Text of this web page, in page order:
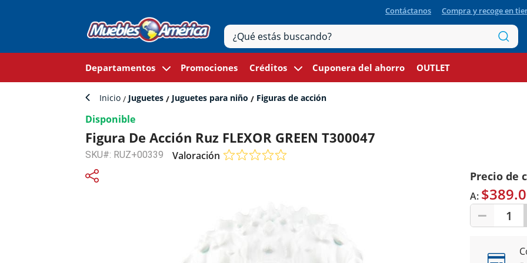
Contáctanos Compra y recoge en
Departamentos Promociones Créditos Cuponera del ahorro OUTLET
Inicio Juguetes Juguetes para niño Figuras de acción
Disponible
Figura De Acción Ruz FLEXOR GREEN T300047
SKU#: RUZ+00339 Valoración
Precio de
A:
1